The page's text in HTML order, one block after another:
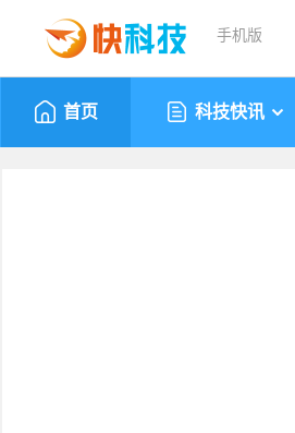
手机版
首页 科技快讯